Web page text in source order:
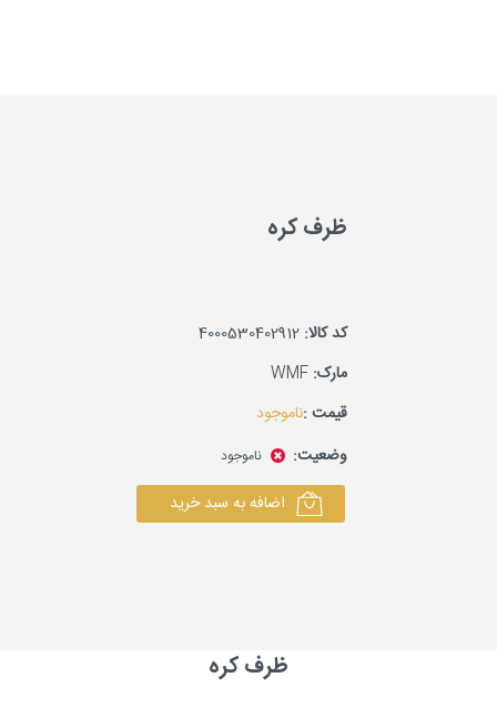
ظرف کره
کد کالا:4000530402912
مارک:WMF
قیمت :ناموجود
وضعیت:
ناموجود
اضافه به سبد خرید
ظرف کره